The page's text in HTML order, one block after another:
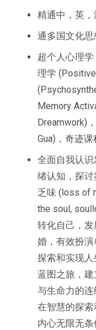
精通中，英，
通多国文化
超个人心理
理学
Memory
Dreamwork)
Gua)，奇迹
全面自我认
绪认知，探
乏味 (loss of
the soul,
转化自己，
婚，有效扮演
探索和实现
蓝图之旅，
与生命力的
在智慧的探
内心无限无